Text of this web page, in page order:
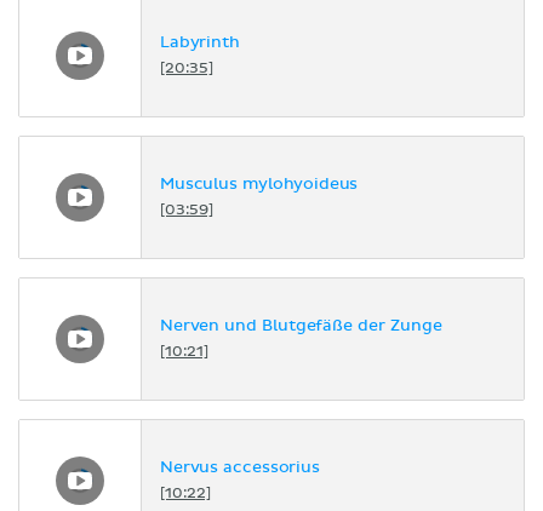
Labyrinth
[20:35]
Musculus mylohyoideus
[03:59]
Nerven und Blutgefäße der Zunge
[10:21]
Nervus accessorius
[10:22]